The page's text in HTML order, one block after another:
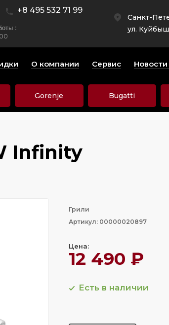
+8 495 532 71 99
:
Санкт-
ул.
О компании Сервис
Gorenje Bugatti
Infinity
Грили
Артикул: 00000020897
Цена:
12 490 ₽
Есть в наличии